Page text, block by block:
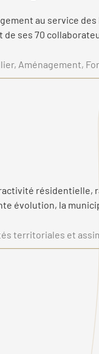
au service
ses 70
Aménagement,
résidentielle,
évolution, la
territoriales et